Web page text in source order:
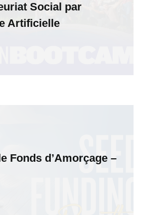
Social par
Artificielle
Fonds d’Amorçage –